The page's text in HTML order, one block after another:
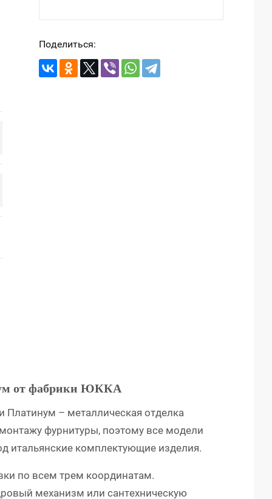
Поделиться:
от фабрики ЮККА
Платинум – металлическая отделка
фурнитуры, поэтому все модели
итальянские комплектующие изделия.
по всем трем координатам.
механизм или сантехническую